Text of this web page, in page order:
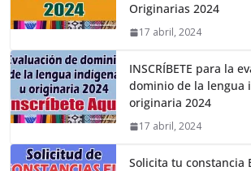
Originarias 2024
17 abril, 2024
INSCRÍBETE para la
dominio de la lengua
originaria 2024
17 abril, 2024
Solicita tu constancia